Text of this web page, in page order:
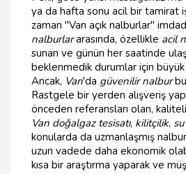
ya da hafta sonu acil bir tamirat
zaman "Van açık nalburlar"
nalburlararasında, özellikle acil
sunan ve günün her saatinde
beklenmedik durumlar için
Ancak, Van'da güvenilir nalbur
Rastgele bir yerden alışveriş
önceden referansları olan,
Van doğalgaz tesisatı, kilitçilik,
konularda da uzmanlaşmış
uzun vadede daha ekonomik
kısa bir araştırma yaparak ve